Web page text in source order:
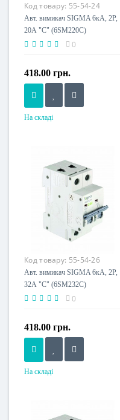
Код товару: 55-54-24
Авт. вимикач SIGMA 6кА, 2Р,
20А "С" (6SM220C)
0
418.00 грн.
На складі
Напруга живлення
Код товару: 55-54-26
Авт. вимикач SIGMA 6кА, 2Р,
32А "С" (6SM232C)
0
418.00 грн.
На складі
Напруга живлення